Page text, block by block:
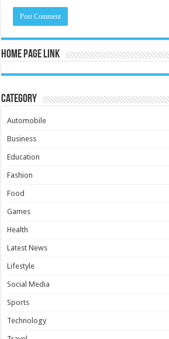
Home Page Link
Category
Automobile
Business
Education
Fashion
Food
Games
Health
Latest News
Lifestyle
Social Media
Sports
Technology